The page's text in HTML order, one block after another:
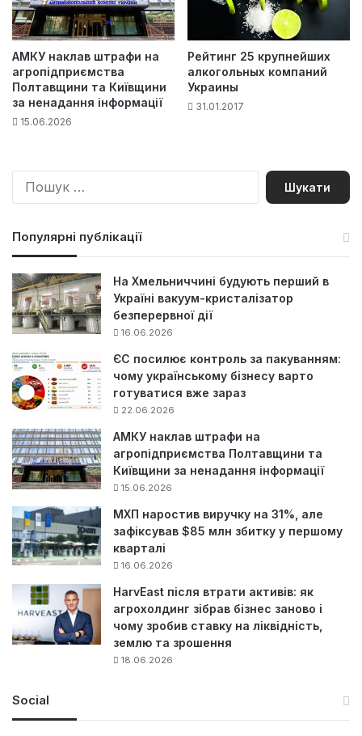
АМКУ наклав штрафи на
агропідприємства
Полтавщини та Київщини
за ненадання інформації
15.06.2026
Рейтинг 25 крупнейших
алкогольных компаний
Украины
31.01.2017
П
Популярні публікації
На Хмельниччині будують перший в
Україні вакуум-кристалізатор
безперервної дії
16.06.2026
ЄС посилює контроль за пакуванням:
чому українському бізнесу варто
готуватися вже зараз
22.06.2026
АМКУ наклав штрафи на
агропідприємства Полтавщини та
Київщини за ненадання інформації
15.06.2026
МХП наростив виручку на 31%, але
зафіксував $85 млн збитку у першому
кварталі
16.06.2026
HarvEast після втрати активів: як
агрохолдинг зібрав бізнес заново і
чому зробив ставку на ліквідність,
землю та зрошення
18.06.2026
Social